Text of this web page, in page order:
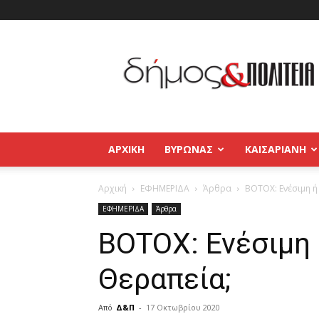
και
Πολιτεία
Βύρωνας
–
Παγκράτι
ΑΡΧΙΚΉ ΒΥΡΩΝΑΣ ΚΑΙΣΑΡΙΑΝΗ
Αρχική ΕΦΗΜΕΡΙΔΑ Άρθρα ΒΟΤΟΧ: Ενέσιμη
ΕΦΗΜΕΡΙΔΑ Άρθρα
ΒΟΤΟΧ: Ενέσιμη
Θεραπεία;
Από Δ&Π - 17 Οκτωβρίου 2020